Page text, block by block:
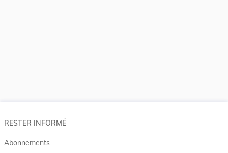
RESTER INFORMÉ
Abonnements